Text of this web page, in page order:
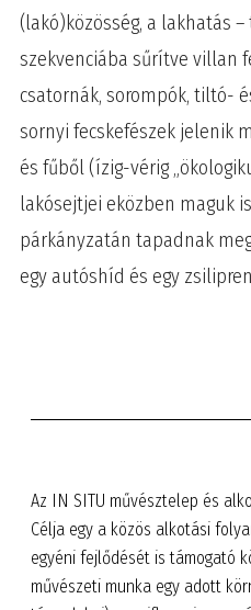
(lakó)közösség, a lakhatás
szekvenciába sűrítve villan
csatornák, sorompók, tiltó-
sornyi fecskefészek jelenik
és fűből (ízig-vérig
lakósejtjei eközben maguk
párkányzatán tapadnak
egy autóshíd és egy
Az IN SITU művésztelep és
Célja egy a közös alkotási
egyéni fejlődését is támogató
művészeti munka egy adott